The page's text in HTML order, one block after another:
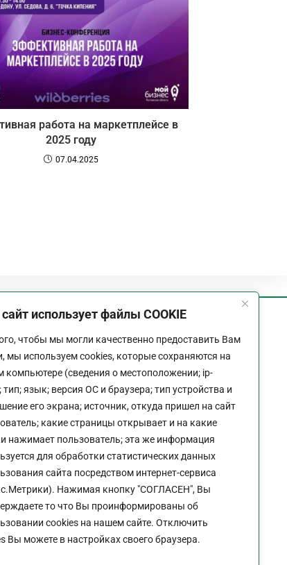
использует файлы COOKIE
чтобы мы могли качественно предоставить Вам
мы используем cookies, которые сохраняются на
компьютере (сведения о местоположении; ip-
тип; язык; версия ОС и браузера; тип устройства и
его экрана; источник, откуда пришел на сайт
какие страницы открывает и на какие
нажимает пользователь; эта же информация
для обработки статистических данных
сайта посредством интернет-сервиса
Нажимая кнопку "СОГЛАСЕН", Вы
то что Вы проинформированы об
cookies на нашем сайте. Отключить
Вы можете в настройках своего браузера.
работа на маркетплейсе в
2025 году
07.04.2025
График работы
9:00 - 18:00
Выходной:Сб - Вс
Политика конфиденциальности сайта